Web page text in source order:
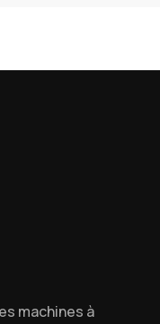
machines à